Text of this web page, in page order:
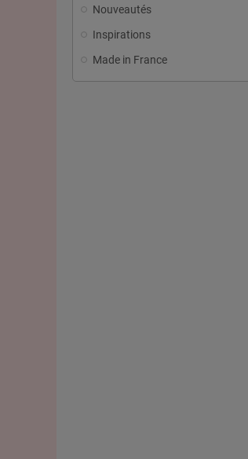
Nouveautés
Inspirations
Made in France